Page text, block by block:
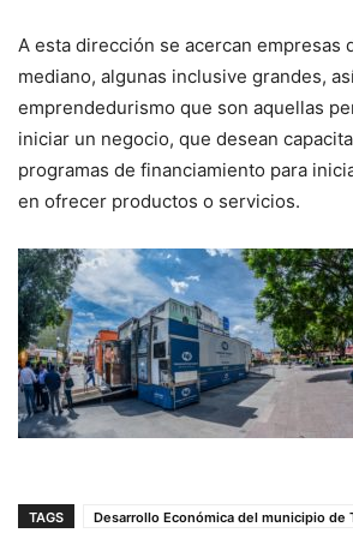
A esta dirección se acercan empresas
mediano, algunas inclusive grandes,
emprendedurismo que son aquellas
iniciar un negocio, que desean
programas de financiamiento para
en ofrecer productos o servicios.
TAGS Desarrollo Económica del municipio de